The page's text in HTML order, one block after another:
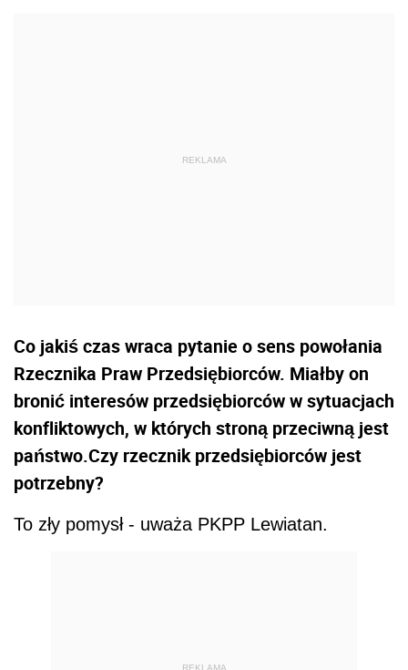
Co jakiś czas wraca pytanie o sens powołania
Rzecznika Praw Przedsiębiorców. Miałby on
bronić interesów przedsiębiorców w sytuacjach
konfliktowych, w których stroną przeciwną jest
państwo.Czy rzecznik przedsiębiorców jest
potrzebny?
To zły pomysł - uważa PKPP Lewiatan.
REKLAMA